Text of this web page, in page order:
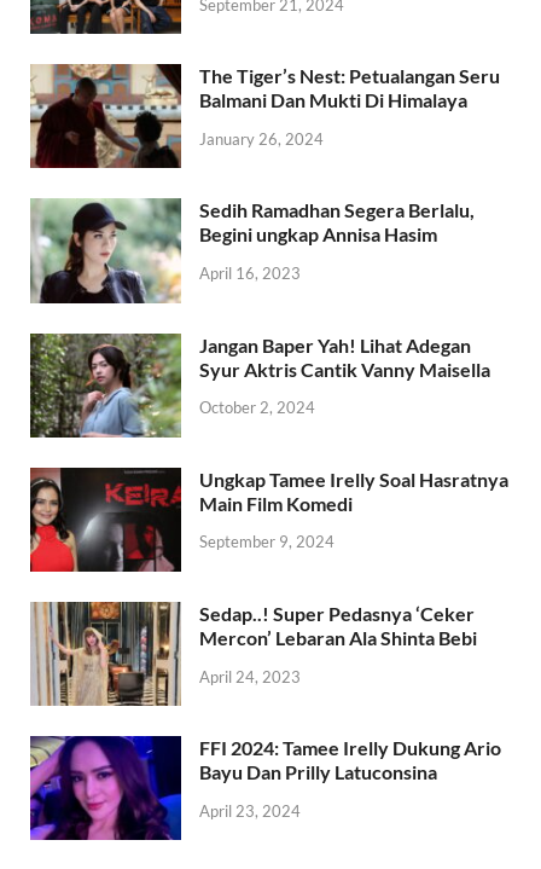
September 21, 2024
The Tiger’s Nest: Petualangan Seru
Balmani Dan Mukti Di Himalaya
January 26, 2024
Sedih Ramadhan Segera Berlalu,
Begini ungkap Annisa Hasim
April 16, 2023
Jangan Baper Yah! Lihat Adegan
Syur Aktris Cantik Vanny Maisella
October 2, 2024
Ungkap Tamee Irelly Soal Hasratnya
Main Film Komedi
September 9, 2024
Sedap..! Super Pedasnya ‘Ceker
Mercon’ Lebaran Ala Shinta Bebi
April 24, 2023
FFI 2024: Tamee Irelly Dukung Ario
Bayu Dan Prilly Latuconsina
April 23, 2024